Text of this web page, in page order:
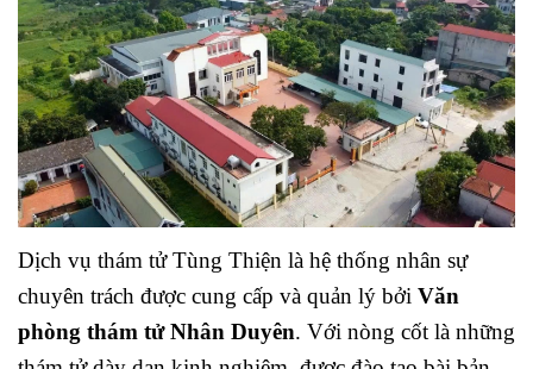
Dịch vụ thám tử Tùng Thiện là hệ thống nhân sự
chuyên trách được cung cấp và quản lý bởi Văn
phòng thám tử Nhân Duyên. Với nòng cốt là những